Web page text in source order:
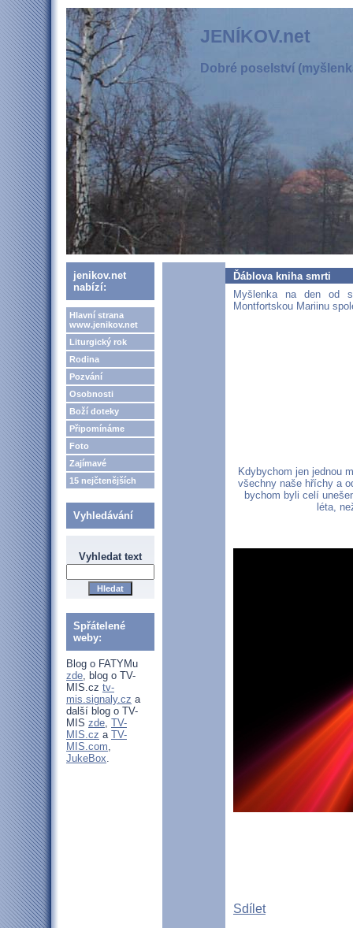
JENÍKOV.net
Dobré poselství
jenikov.net
nabízí:
Hlavní strana
www.jenikov.net
Liturgický rok
Rodina
Pozvání
Osobnosti
Boží doteky
Připomínáme
Foto
Zajímavé
15 nejčtenějších
Vyhledávání
Vyhledat text
Spřátelené
weby:
Blog o FATYMu
zde, blog o TV-
MIS.cz tv-
mis.signaly.cz a
další blog o TV-
MIS zde, TV-
MIS.cz a TV-
MIS.com,
JukeBox.
Ďáblova kniha smrti
Myšlenka na den od
Montfortskou Mariinu
Kdybychom jen jednou
všechny naše hříchy a
bychom byli celí
léta,
Sdílet